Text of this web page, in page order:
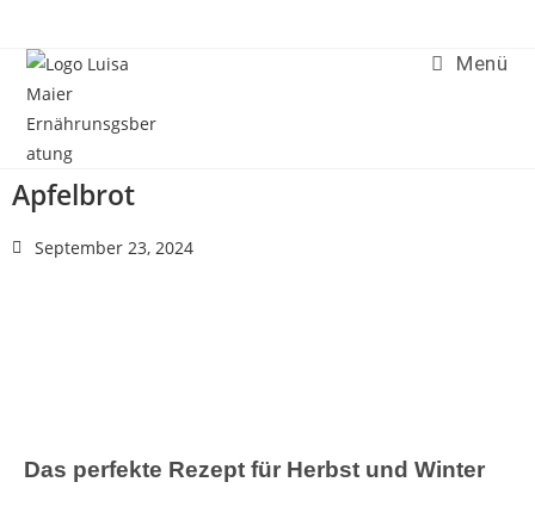
Menü
Apfelbrot
September 23, 2024
Das perfekte Rezept für Herbst und Winter